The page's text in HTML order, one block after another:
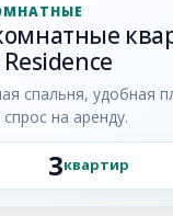
Residence
спальня, удобная
на аренду.
3квартир